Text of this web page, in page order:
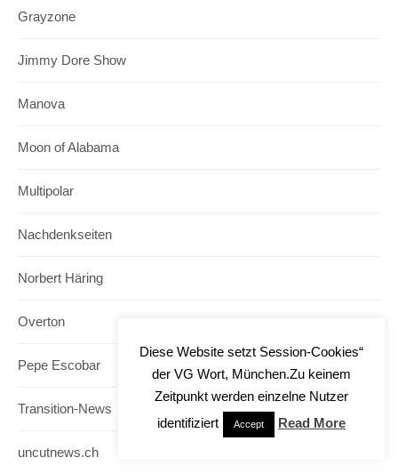
Grayzone
Jimmy Dore Show
Manova
Moon of Alabama
Multipolar
Nachdenkseiten
Norbert Häring
Overton
Pepe Escobar
Transition-News
uncutnews.ch
Diese Website setzt Session-Cookies“
der VG Wort, München.Zu keinem
Zeitpunkt werden einzelne Nutzer
identifiziert
Accept Read More